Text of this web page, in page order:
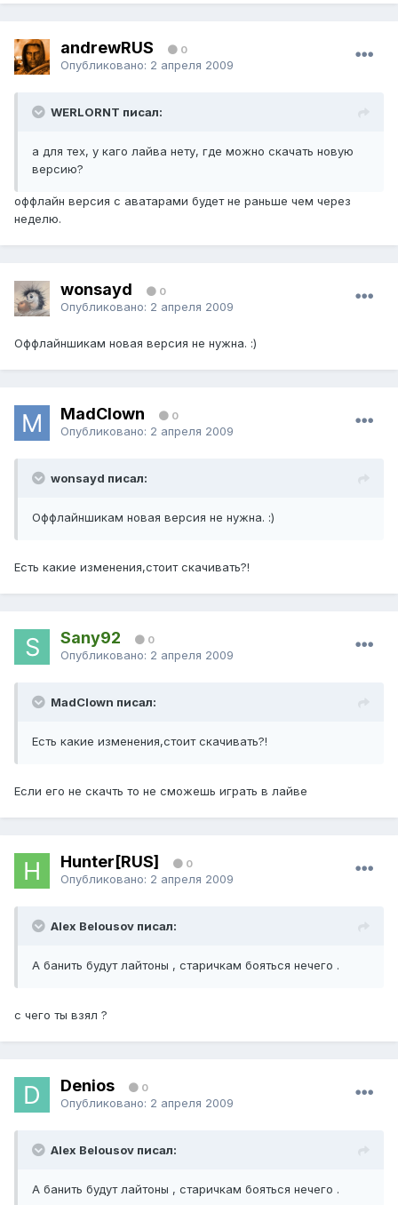
andrewRUS 0
Опубликовано: 2 апреля 2009
WERLORNT писал:
а для тех, у каго лайва нету, где можно скачать новую
версию?
оффлайн версия с аватарами будет не раньше чем через
неделю.
wonsayd 0
Опубликовано: 2 апреля 2009
Оффлайншикам новая версия не нужна. :)
MadClown 0
Опубликовано: 2 апреля 2009
wonsayd писал:
Оффлайншикам новая версия не нужна. :)
Есть какие изменения,стоит скачивать?!
Sany92 0
Опубликовано: 2 апреля 2009
MadClown писал:
Есть какие изменения,стоит скачивать?!
Если его не скачть то не сможешь играть в лайве
Hunter[RUS] 0
Опубликовано: 2 апреля 2009
Alex Belousov писал:
А банить будут лайтоны , старичкам бояться нечего .
с чего ты взял ?
Denios 0
Опубликовано: 2 апреля 2009
Alex Belousov писал:
А банить будут лайтоны , старичкам бояться нечего .